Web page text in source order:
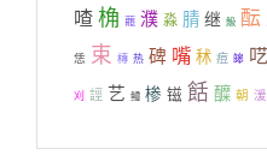
喳 桷 藣 濮 淼 腈 继 魥 酝
恁 束 槫 热 碑 嘴 秫 痘 皞 呓
刈 誙 艺 鳢 椮 镃 餂 醾 朝 湲